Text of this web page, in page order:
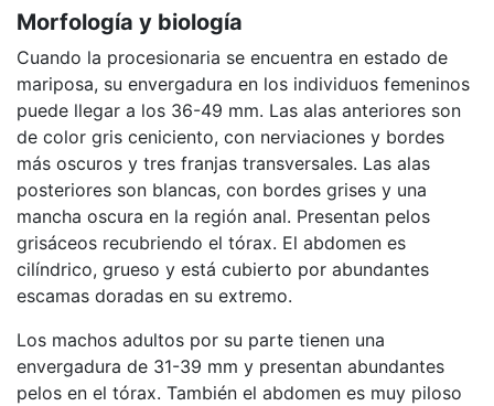
Morfología y biología
Cuando la procesionaria se encuentra en estado de
mariposa, su envergadura en los individuos femeninos
puede llegar a los 36-49 mm. Las alas anteriores son
de color gris ceniciento, con nerviaciones y bordes
más oscuros y tres franjas transversales. Las alas
posteriores son blancas, con bordes grises y una
mancha oscura en la región anal. Presentan pelos
grisáceos recubriendo el tórax. El abdomen es
cilíndrico, grueso y está cubierto por abundantes
escamas doradas en su extremo.
Los machos adultos por su parte tienen una
envergadura de 31-39 mm y presentan abundantes
pelos en el tórax. También el abdomen es muy piloso